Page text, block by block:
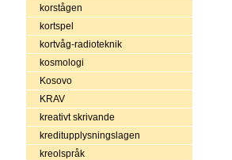
korstågen
kortspel
kortvåg-radioteknik
kosmologi
Kosovo
KRAV
kreativt skrivande
kreditupplysningslagen
kreolspråk